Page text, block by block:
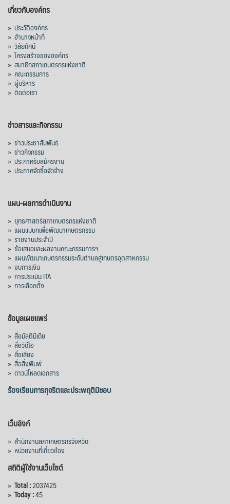
เกี่ยวกับองค์กร
» ประวัติองค์กร
» อำนาจหน้าที่
» วิสัยทัศน์
» โครงสร้างขององค์กร
» สมาชิกสภาเกษตรกรแห่งชาติ
» คณะกรรมการ
» ผู้บริหาร
» ติดต่อเรา
ข่าวสารและกิจกรรม
» ข่าวประชาสัมพันธ์
» ข่าวกิจกรรม
» ประกาศรับสมัครงาน
» ประกาศจัดซื้อจัดจ้าง
แผน-ผลการดำเนินงาน
» ยุทธศาสตร์สภาเกษตรกรแห่งชาติ
» แผนแม่บทเพื่อพัฒนาเกษตรกรรม
» รายงานประจำปี
» ข้อเสนอและผลงานคณะกรรมการฯ
» แผนพัฒนาเกษตรกรรมระดับตำบลสู่เกษตรอุตสาหกรรม
» งบการเงิน
» การประเมิน ITA
» การเลือกตั้ง
ข้อมูลเผยแพร่
» สื่อมัลติมีเดีย
» สื่อวิดีโอ
» สื่อเสียง
» สื่อสิ่งพิมพ์
» ดาวน์โหลดเอกสาร
ร้องเรียนการทุจริตและประพฤติมิชอบ
เว็บลิงก์
» สำนักงานสภาเกษตรกรจังหวัด
» หน่วยงานที่เกี่ยวข้อง
สถิติผู้ใช้งานเว็บไซต์
» Total :2037425
» Today :45